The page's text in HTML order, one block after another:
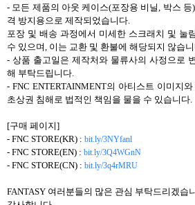
- 모든 제품의 아웃 케이스(포장용 비닐, 박스
격 방지용으로 제작되었습니다.
포장 및 배송 과정에서 미세한 스크래치 및 눌
수 있으며, 이는 교환 및 환불에 해당되지 않습
- 상품 출고일은 제작처와 물류사의 사정으로
해 부탁드립니다.
- FNC ENTERTAINMENT의 아티스트 이미지
초상권 침해로 법적인 책임을 물을 수 있습니다.
[구매 페이지]
- FNC STORE(KR) : bit.ly/3NYfanl
- FNC STORE(EN) : bit.ly/3Q4WGnN
- FNC STORE(CN) : bit.ly/3q4rMRU
FANTASY 여러분들의 많은 관심 부탁드리겠습